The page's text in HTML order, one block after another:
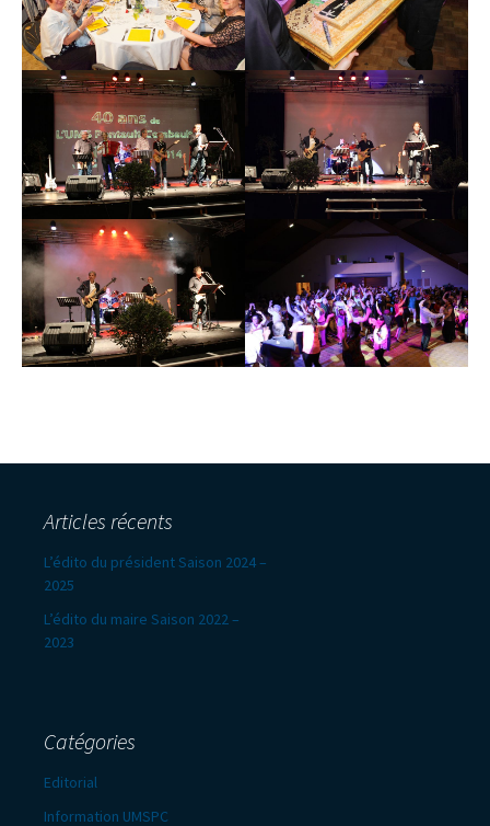
Articles récents
L’édito du président Saison 2024 –
2025
L’édito du maire Saison 2022 –
2023
Catégories
Editorial
Information UMSPC